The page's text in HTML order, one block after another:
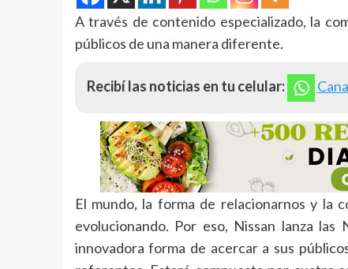
A través de contenido especializado, la
públicos de una manera diferente.
Recibí las noticias en tu celular:
El mundo, la forma de relacionarnos y la
evolucionando. Por eso, Nissan lanza
innovadora forma de acercar a sus